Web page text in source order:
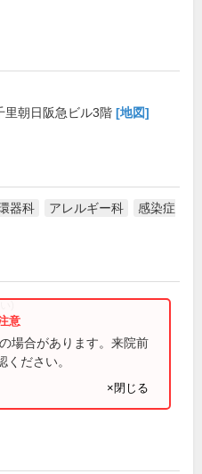
里朝日阪急ビル3階 [地図]
器科 アレルギー科
感染症
)
場合があります。来院前
ださい。
×閉じる